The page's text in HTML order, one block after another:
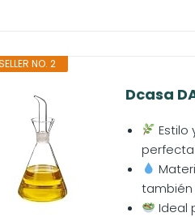
NO. 2
Dcasa
Estilo
perfecta
también
Ideal